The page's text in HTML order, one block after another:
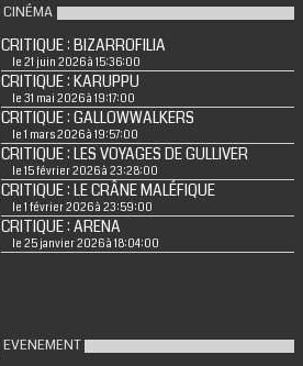
CINÉMA
CRITIQUE : BIZARROFILIA
le 21 juin 2026 à 15:36:00
CRITIQUE : KARUPPU
le 31 mai 2026 à 19:17:00
CRITIQUE : GALLOWWALKERS
le 1 mars 2026 à 19:57:00
CRITIQUE : LES VOYAGES DE GULLIVER
le 15 février 2026 à 23:28:00
CRITIQUE : LE CRÂNE MALÉFIQUE
le 1 février 2026 à 23:59:00
CRITIQUE : ARENA
le 25 janvier 2026 à 18:04:00
EVENEMENT